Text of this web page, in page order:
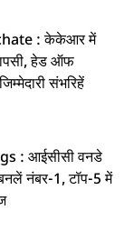
: केकेआर में
हेड ऑफ
संभरिहें
: आईसीसी वनडे
नंबर-1, टॉप-5 में